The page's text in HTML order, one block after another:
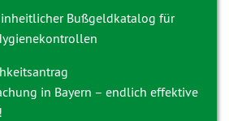
Bußgeldkatalog für
in Bayern – endlich effektive